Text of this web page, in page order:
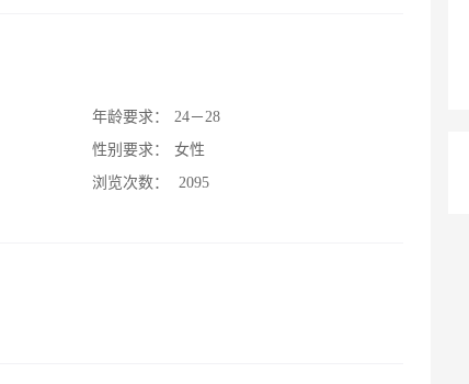
年龄要求：
24－28
性别要求：
女性
浏览次数：
2095